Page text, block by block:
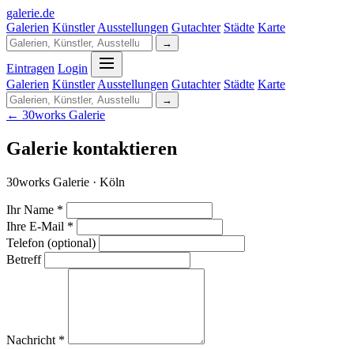
galerie.de
Galerien Künstler Ausstellungen Gutachter Städte Karte
→
Eintragen Login
Galerien Künstler Ausstellungen Gutachter Städte Karte
→
← 30works Galerie
Galerie kontaktieren
30works Galerie · Köln
Ihr Name *
Ihre E-Mail *
Telefon (optional)
Betreff
Nachricht *